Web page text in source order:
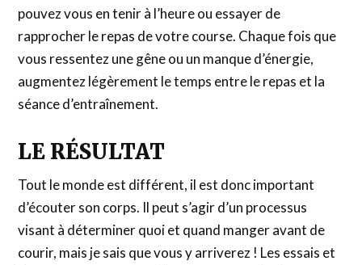
pouvez vous en tenir à l’heure ou essayer de
rapprocher le repas de votre course. Chaque fois que
vous ressentez une gêne ou un manque d’énergie,
augmentez légèrement le temps entre le repas et la
séance d’entraînement.
LE RÉSULTAT
Tout le monde est différent, il est donc important
d’écouter son corps. Il peut s’agir d’un processus
visant à déterminer quoi et quand manger avant de
courir, mais je sais que vous y arriverez ! Les essais et